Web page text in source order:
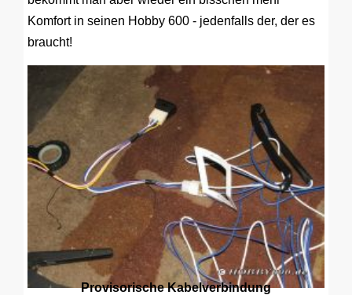
Komfort in seinen Hobby 600 - jedenfalls der, der es
braucht!
Provisorische Kabelverbindung